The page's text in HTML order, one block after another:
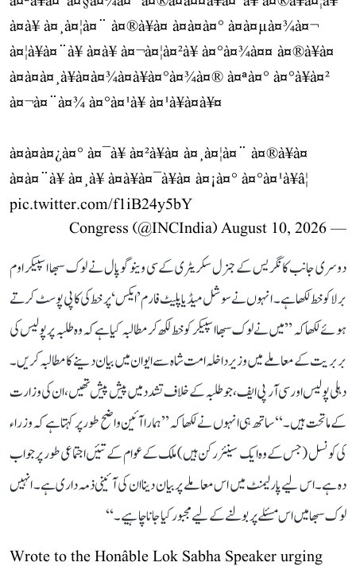
à¤­à¥ à¤¸à¤¦à¤¨ à¤®à¥à¤ à¤à¤à¤° à¤à¤µà¤¾à¤¬
à¤¦à¥à¤¨à¥ à¤à¥ à¤¬à¤¦à¤²à¥ à¤°à¤¾à¤¤ à¤®à¥à¤
à¤à¤à¤¸à¥à¤à¤¾à¤à¥à¤°à¤¾à¤® à¤ªà¤° à¤°à¥à¤²
à¤¬à¤¨à¤¾ à¤°à¤¹à¥ à¤¹à¥à¤à¥¤
à¤à¤à¤¿à¤° à¤¯à¥ à¤²à¥à¤ à¤¸à¤¦à¤¨ à¤®à¥à¤
à¤à¤¨à¥ à¤¸à¥ à¤à¥à¤¯à¥à¤ à¤¡à¤° à¤°à¤¹à¥â¦
pic.twitter.com/f1iB24y5bY
— Congress (@INCIndia)
August 10, 2026
دوسری جانب کانگریس کے جنرل سکریٹری کے سی وینوگوپال نے لوک سبھا اسپیکر اوم
برلا کو خط لکھا ہے۔ انہوں نے سوشل میڈیا پلیٹ فارم ’ایکس‘ پر خط کی کاپی پوسٹ کرتے
ہوئے لکھا کہ ’’میں نے لوک سبھا اسپیکر کو خط لکھ کر مطالبہ کیا ہے کہ وہ طلبہ پر پولیس کی
بربریت کے معاملے میں وزیر داخلہ امت شاہ سے ایوان میں بیان دینے کا مطالبہ کریں۔
دہلی پولیس اور سی آر پی ایف، جو طلبہ کے خلاف تشدد میں پیش پیش تھیں، ان کی وزارت
کے ماتحت ہیں۔‘‘ ساتھ ہی انہوں نے لکھا کہ ’’ہمارا آئین واضح طور پر کہتا ہے کہ وزراء
کی کونسل (جس کے وہ ایک سینئر رکن ہیں) ملک کے عوام کے تئیں اجتماعی طور پر جواب
دہ ہے۔ اس لیے پارلیمنٹ میں اس معاملے پر بیان دینا ان کی آئینی ذمہ داری ہے۔ انہیں
لوک سبھا میں اس مسئلے پر بولنے کے لیے مجبور کیا جانا چاہیے۔‘‘
Wrote to the Honâble Lok Sabha Speaker urging